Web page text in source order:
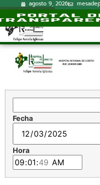
agosto 9, 2026
Lun-Vie 7:30a.m.-
Directorio
Fecha
Hora